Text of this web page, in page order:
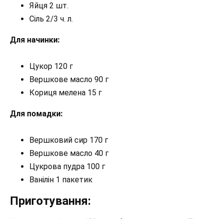
Яйця 2 шт.
Сіль 2/3 ч. л.
Для начинки:
Цукор 120 г
Вершкове масло 90 г
Кориця мелена 15 г
Для помадки:
Вершковий сир 170 г
Вершкове масло 40 г
Цукрова пудра 100 г
Ванілін 1 пакетик
Приготування: